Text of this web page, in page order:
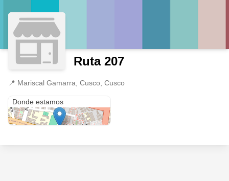
Ruta 207
📍 Mariscal Gamarra, Cusco, Cusco
Donde estamos